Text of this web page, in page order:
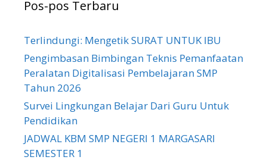
Pos-pos Terbaru
Terlindungi: Mengetik SURAT UNTUK IBU
Pengimbasan Bimbingan Teknis Pemanfaatan
Peralatan Digitalisasi Pembelajaran SMP
Tahun 2026
Survei Lingkungan Belajar Dari Guru Untuk
Pendidikan
JADWAL KBM SMP NEGERI 1 MARGASARI
SEMESTER 1